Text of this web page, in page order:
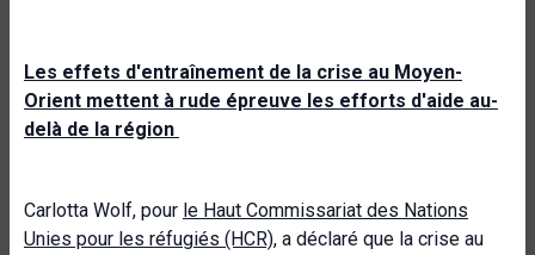
Les effets d'entraînement de la crise au Moyen-
Orient mettent à rude épreuve les efforts d'aide au-
delà de la région
Carlotta Wolf, pour le Haut Commissariat des Nations
Unies pour les réfugiés (HCR), a déclaré que la crise au